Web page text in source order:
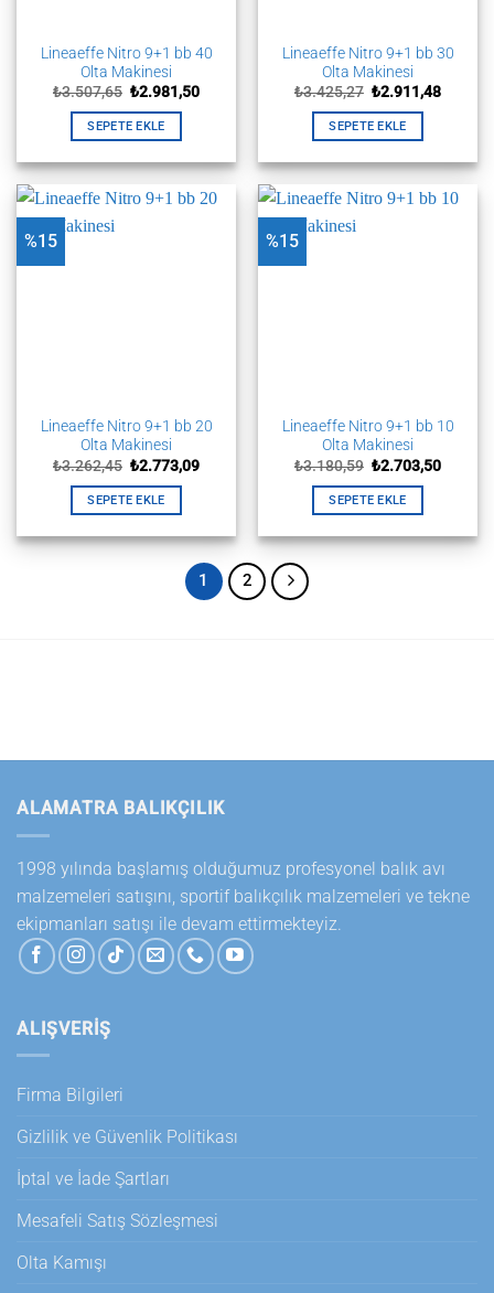
Lineaeffe Nitro 9+1 bb 40
Olta Makinesi
₺3.507,65 Orijinal
₺3.507,65.
₺2.981,50Şu
SEPETE EKLE
Lineaeffe Nitro 9+1 bb 30
Olta Makinesi
₺3.425,27 Orijinal
₺3.425,27.
₺2.911,48Şu
SEPETE EKLE
%15
Lineaeffe Nitro 9+1 bb 20
Olta Makinesi
₺3.262,45 Orijinal
₺3.262,45.
₺2.773,09Şu
SEPETE EKLE
%15
Lineaeffe Nitro 9+1 bb 10
Olta Makinesi
₺3.180,59 Orijinal
₺3.180,59.
₺2.703,50Şu
SEPETE EKLE
1 2
ALAMATRA BALIKÇILIK
1998 yılında başlamış olduğumuz profesyonel balık avı
malzemeleri satışını, sportif balıkçılık malzemeleri ve tekne
ekipmanları satışı ile devam ettirmekteyiz.
ALIŞVERİŞ
Firma Bilgileri
Gizlilik ve Güvenlik Politikası
İptal ve İade Şartları
Mesafeli Satış Sözleşmesi
Olta Kamışı